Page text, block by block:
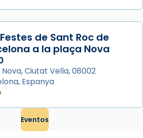
de Sant Roc de
a la plaça Nova
Nova, Ciutat Vella, 08002
Espanya
Eventos